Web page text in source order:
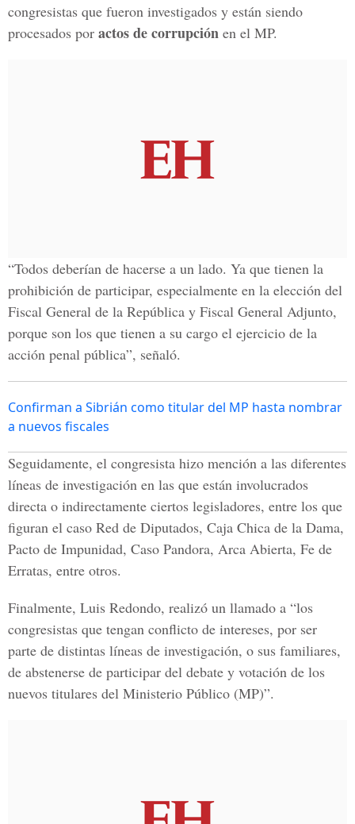
congresistas que fueron investigados y están siendo
procesados por actos de corrupción en el MP.
“Todos deberían de hacerse a un lado. Ya que tienen la
prohibición de participar, especialmente en la elección del
Fiscal General de la República y Fiscal General Adjunto,
porque son los que tienen a su cargo el ejercicio de la
acción penal pública”, señaló.
Confirman a Sibrián como titular del MP hasta nombrar
a nuevos fiscales
Seguidamente, el congresista hizo mención a las diferentes
líneas de investigación en las que están involucrados
directa o indirectamente ciertos legisladores, entre los que
figuran el caso Red de Diputados, Caja Chica de la Dama,
Pacto de Impunidad, Caso Pandora, Arca Abierta, Fe de
Erratas, entre otros.
Finalmente, Luis Redondo, realizó un llamado a “los
congresistas que tengan conflicto de intereses, por ser
parte de distintas líneas de investigación, o sus familiares,
de abstenerse de participar del debate y votación de los
nuevos titulares del Ministerio Público (MP)”.